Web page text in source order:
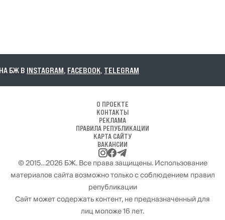
БЖ ВINSTAGRAM,FACEBOOK,TELEGRAM
О ПРОЕКТЕ
КОНТАКТЫ
РЕКЛАМА
ПРАВИЛА РЕПУБЛИКАЦИИ
КАРТА САЙТУ
ВАКАНСИИ
© 2015…2026 БЖ. Все права защищены. Использование
материалов сайта возможно только с соблюдением правил
републикации
Сайт может содержать контент, не предназначенный для
лиц моложе 16 лет.